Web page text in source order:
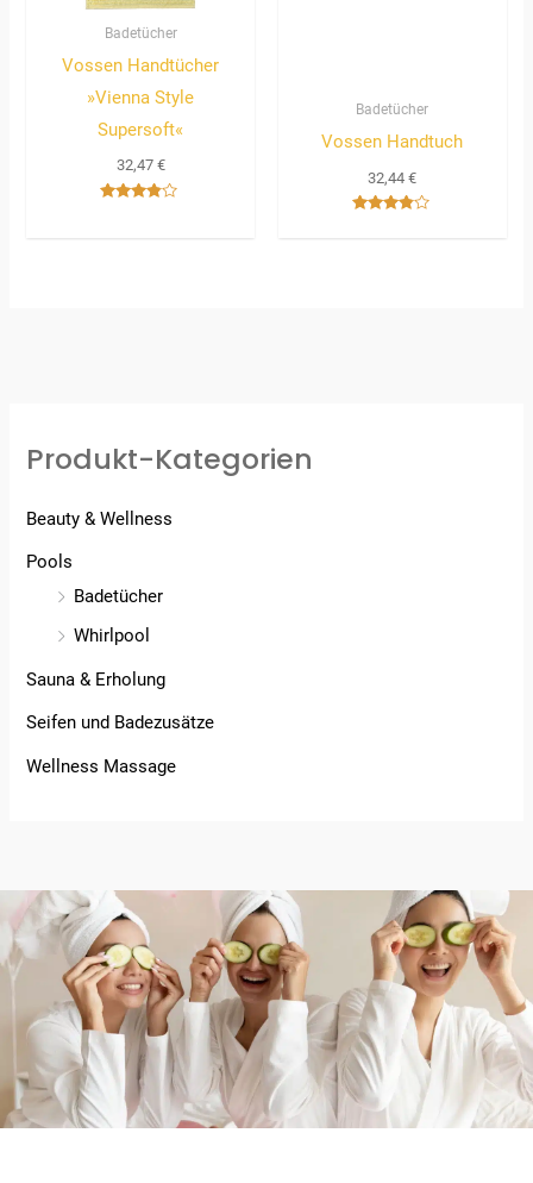
Badetücher
Vossen Handtücher
»Vienna Style
Supersoft«
32,47 €
Badetücher
Vossen Handtuch
32,44€
Produkt-Kategorien
Beauty & Wellness
Pools
Badetücher
Whirlpool
Sauna & Erholung
Seifen und Badezusätze
Wellness Massage